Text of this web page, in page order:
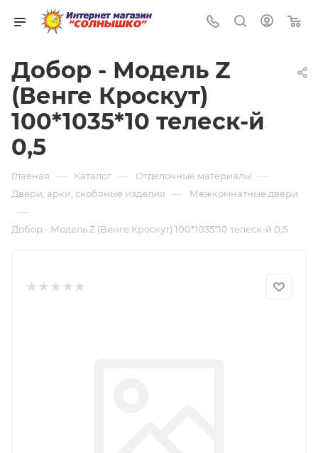
Добор - Модель Z
(Венге Кроскут)
100*1035*10 телеск-й
0,5
Главная — Каталог — Отделочные материалы —
Двери, арки, скобяные изделия — Межкомнатные двери
—
Добор - Модель Z (Венге Кроскут) 100*1035*10 телеск-й 0,5